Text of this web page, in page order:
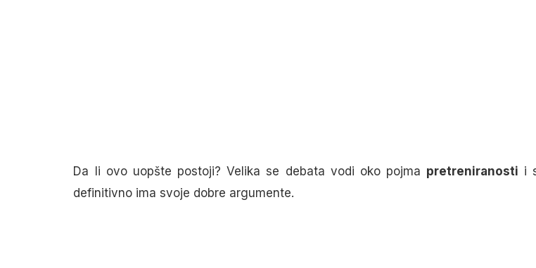
Da li ovo uopšte postoji? Velika se debata vodi oko pojma pretreniranosti i
definitivno ima svoje dobre argumente.